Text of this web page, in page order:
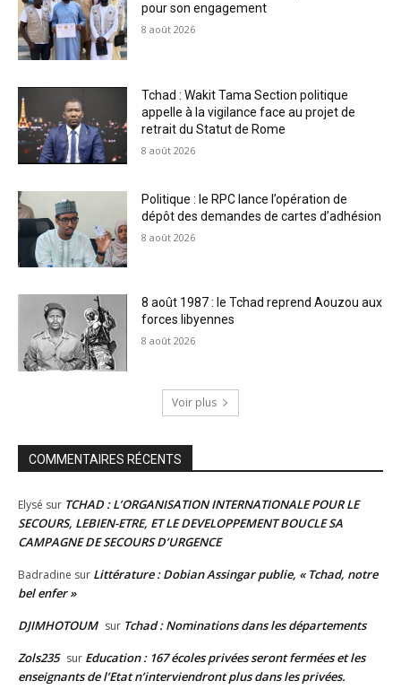
pour son engagement
8 août 2026
Tchad : Wakit Tama Section politique
appelle à la vigilance face au projet de
retrait du Statut de Rome
8 août 2026
Politique : le RPC lance l’opération de
dépôt des demandes de cartes d’adhésion
8 août 2026
8 août 1987 : le Tchad reprend Aouzou aux
forces libyennes
8 août 2026
Voir plus
COMMENTAIRES RÉCENTS
Elysé sur TCHAD : L’ORGANISATION INTERNATIONALE POUR LE
SECOURS, LEBIEN-ETRE, ET LE DEVELOPPEMENT BOUCLE SA
CAMPAGNE DE SECOURS D’URGENCE
Badradine sur Littérature : Dobian Assingar publie, « Tchad, notre
bel enfer »
DJIMHOTOUM sur Tchad : Nominations dans les départements
Zols235 sur Education : 167 écoles privées seront fermées et les
enseignants de l’Etat n’interviendront plus dans les privées.